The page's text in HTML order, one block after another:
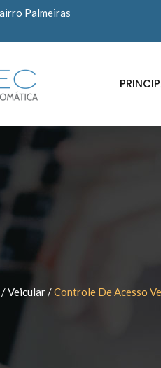
Palmeiras
/Veicular/Controle De Acesso